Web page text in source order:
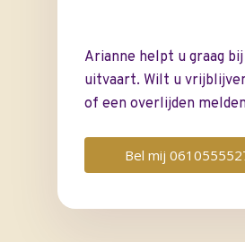
Arianne helpt u graag
uitvaart. Wilt u
of een overlijden
Bel mij